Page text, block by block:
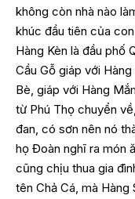
không còn nhà nào
khúc đầu tiên của
Hàng Kèn là đầu phố
Cầu Gỗ giáp với
Bè, giáp với Hàng
từ Phú Thọ chuyển
đan, có sơn nên nó
họ Đoàn nghĩ ra món
cũng chịu thua gia
tên Chả Cá, mà Hàng